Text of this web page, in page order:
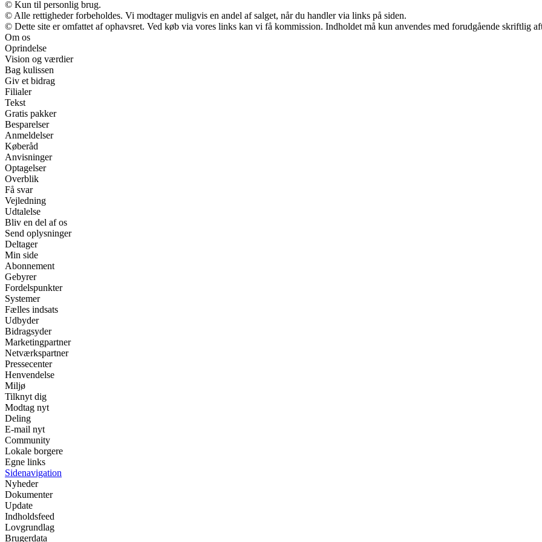
© Kun til personlig brug.
© Alle rettigheder forbeholdes. Vi modtager muligvis en andel af salget, når du handler via links på siden.
© Dette site er omfattet af ophavsret. Ved køb via vores links kan vi få kommission. Indholdet må kun anvendes med forudgående skriftlig
Om os
Oprindelse
Vision og værdier
Bag kulissen
Giv et bidrag
Filialer
Tekst
Gratis pakker
Besparelser
Anmeldelser
Køberåd
Anvisninger
Optagelser
Overblik
Få svar
Vejledning
Udtalelse
Bliv en del af os
Send oplysninger
Deltager
Min side
Abonnement
Gebyrer
Fordelspunkter
Systemer
Fælles indsats
Udbyder
Bidragsyder
Marketingpartner
Netværkspartner
Pressecenter
Henvendelse
Miljø
Tilknyt dig
Modtag nyt
Deling
E-mail nyt
Community
Lokale borgere
Egne links
Sidenavigation
Nyheder
Dokumenter
Update
Indholdsfeed
Lovgrundlag
Brugerdata